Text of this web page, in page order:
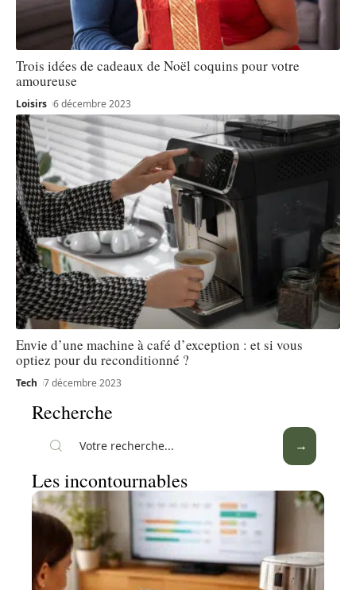
Trois idées de cadeaux de Noël coquins pour votre
amoureuse
Loisirs 6 décembre 2023
Envie d’une machine à café d’exception : et si vous
optiez pour du reconditionné ?
Tech 7 décembre 2023
Recherche
Les incontournables